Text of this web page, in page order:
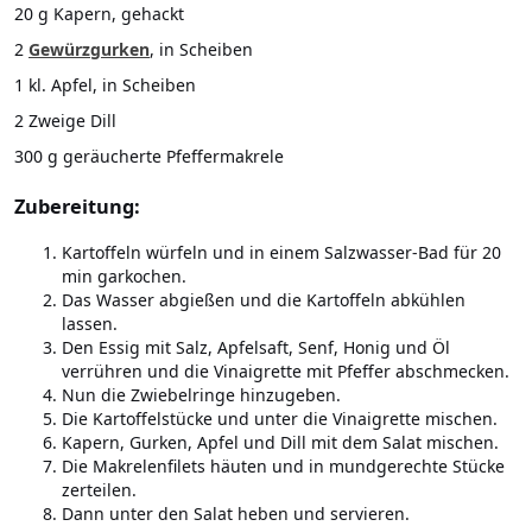
20 g Kapern, gehackt
2 Gewürzgurken, in Scheiben
1 kl. Apfel, in Scheiben
2 Zweige Dill
300 g geräucherte Pfeffermakrele
Zubereitung:
Kartoffeln würfeln und in einem Salzwasser-Bad für 20
min garkochen.
Das Wasser abgießen und die Kartoffeln abkühlen
lassen.
Den Essig mit Salz, Apfelsaft, Senf, Honig und Öl
verrühren und die Vinaigrette mit Pfeffer abschmecken.
Nun die Zwiebelringe hinzugeben.
Die Kartoffelstücke und unter die Vinaigrette mischen.
Kapern, Gurken, Apfel und Dill mit dem Salat mischen.
Die Makrelenfilets häuten und in mundgerechte Stücke
zerteilen.
Dann unter den Salat heben und servieren.